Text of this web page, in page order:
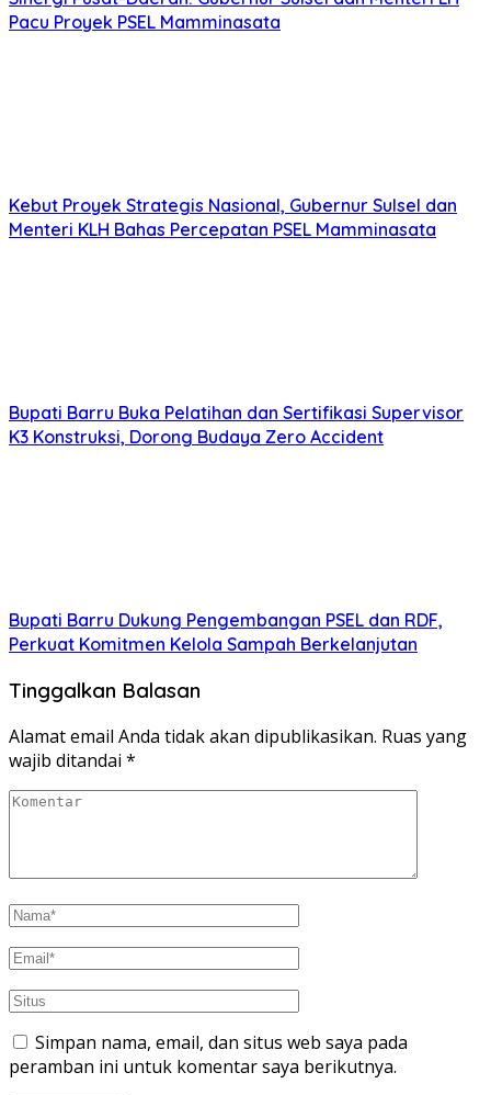
Pacu Proyek PSEL Mamminasata
Kebut Proyek Strategis Nasional, Gubernur Sulsel dan
Menteri KLH Bahas Percepatan PSEL Mamminasata
Bupati Barru Buka Pelatihan dan Sertifikasi Supervisor
K3 Konstruksi, Dorong Budaya Zero Accident
Bupati Barru Dukung Pengembangan PSEL dan RDF,
Perkuat Komitmen Kelola Sampah Berkelanjutan
Tinggalkan Balasan
Alamat email Anda tidak akan dipublikasikan. Ruas yang
wajib ditandai *
Simpan nama, email, dan situs web saya pada
peramban ini untuk komentar saya berikutnya.